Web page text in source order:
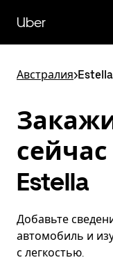
перейти
к
Uber
Австралия>Estella
Estella
Добавьте
автомобиль и
с легкостью.